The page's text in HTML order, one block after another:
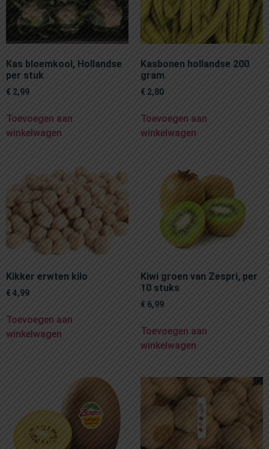
Kas bloemkool, Hollandse
per stuk
€ 2,99
Toevoegen aan
winkelwagen
Kasbonen hollandse 200
gram
€ 2,80
Toevoegen aan
winkelwagen
Kikker erwten kilo
€ 4,99
Toevoegen aan
winkelwagen
Kiwi groen van Zespri, per
10 stuks
€ 6,99
Toevoegen aan
winkelwagen